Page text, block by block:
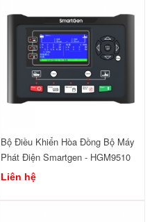
Bộ Điều Khiển Hòa Đồng Bộ Máy
Phát Điện Smartgen - HGM9510
Liên hệ